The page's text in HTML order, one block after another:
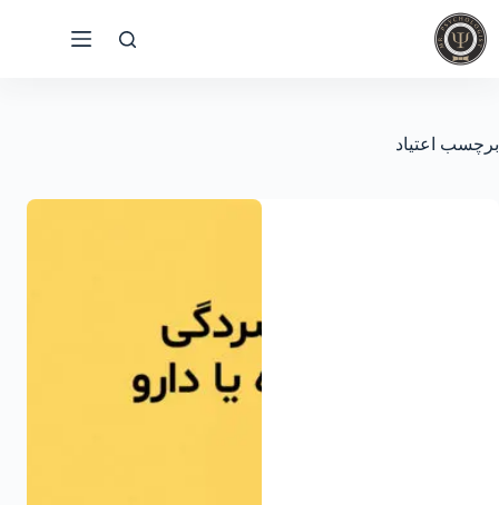
پرش
به
محتوا
برچسب اعتیاد